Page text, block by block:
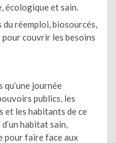
écologique et sain.
réemploi, biosourcés,
couvrir les besoins
journée
publics, les
et les habitants de ce
habitat sain,
pour faire face aux